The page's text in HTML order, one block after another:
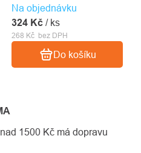
Na objednávku
268 Kč bez DPH
324 Kč / ks
Do košíku
30 kN / 195 g
1500 Kč má dopravu